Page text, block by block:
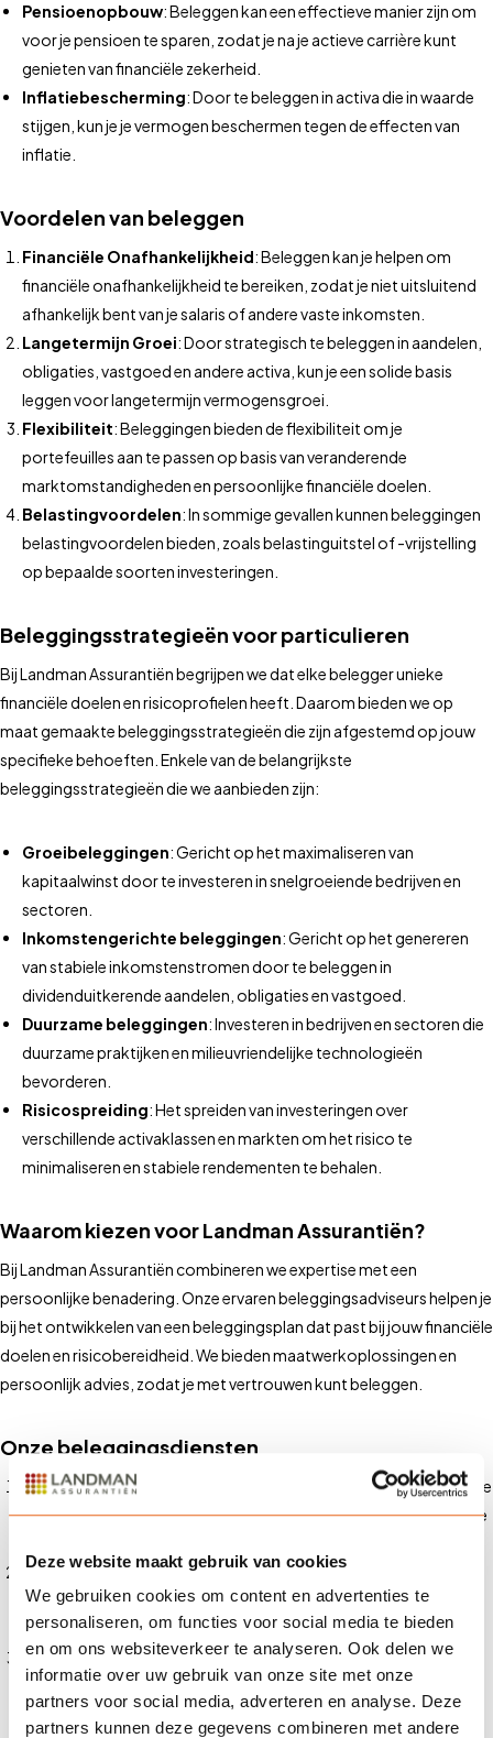
Deze website maakt gebruik van cookies
We gebruiken cookies om content en advertenties te
personaliseren, om functies voor social media te bieden
en om ons websiteverkeer te analyseren. Ook delen we
informatie over uw gebruik van onze site met onze
partners voor social media, adverteren en analyse. Deze
partners kunnen deze gegevens combineren met andere
Pensioenopbouw: Beleggen kan een effectieve manier zijn om
voor je pensioen te sparen, zodat je na je actieve carrière kunt
genieten van financiële zekerheid.
Inflatiebescherming: Door te beleggen in activa die in waarde
stijgen, kun je je vermogen beschermen tegen de effecten van
inflatie.
Voordelen van beleggen
Financiële Onafhankelijkheid: Beleggen kan je helpen om
financiële onafhankelijkheid te bereiken, zodat je niet uitsluitend
afhankelijk bent van je salaris of andere vaste inkomsten.
Langetermijn Groei: Door strategisch te beleggen in aandelen,
obligaties, vastgoed en andere activa, kun je een solide basis
leggen voor langetermijn vermogensgroei.
Flexibiliteit: Beleggingen bieden de flexibiliteit om je
portefeuilles aan te passen op basis van veranderende
marktomstandigheden en persoonlijke financiële doelen.
Belastingvoordelen: In sommige gevallen kunnen beleggingen
belastingvoordelen bieden, zoals belastinguitstel of -vrijstelling
op bepaalde soorten investeringen.
Beleggingsstrategieën voor particulieren
Bij Landman Assurantiën begrijpen we dat elke belegger unieke
financiële doelen en risicoprofielen heeft. Daarom bieden we op
maat gemaakte beleggingsstrategieën die zijn afgestemd op jouw
specifieke behoeften. Enkele van de belangrijkste
beleggingsstrategieën die we aanbieden zijn:
Groeibeleggingen: Gericht op het maximaliseren van
kapitaalwinst door te investeren in snelgroeiende bedrijven en
sectoren.
Inkomstengerichte beleggingen: Gericht op het genereren
van stabiele inkomstenstromen door te beleggen in
dividenduitkerende aandelen, obligaties en vastgoed.
Duurzame beleggingen: Investeren in bedrijven en sectoren die
duurzame praktijken en milieuvriendelijke technologieën
bevorderen.
Risicospreiding: Het spreiden van investeringen over
verschillende activaklassen en markten om het risico te
minimaliseren en stabiele rendementen te behalen.
Waarom kiezen voor Landman Assurantiën?
Bij Landman Assurantiën combineren we expertise met een
persoonlijke benadering. Onze ervaren beleggingsadviseurs helpen je
bij het ontwikkelen van een beleggingsplan dat past bij jouw financiële
doelen en risicobereidheid. We bieden maatwerkoplossingen en
persoonlijk advies, zodat je met vertrouwen kunt beleggen.
Onze beleggingsdiensten
Persoonlijk advies
: Onze adviseurs nemen de tijd om je financiële
situatie en doelen te begrijpen, zodat we een beleggingsstrategie
Portefeuillebeheer: We bieden actief portefeuillebeheer om
ervoor te zorgen dat je beleggingen optimaal presteren in
verschillende marktomstandigheden.
Marktanalyse en onderzoek: We voorzien je van gedegen
marktanalyse en onderzoek om je te helpen weloverwogen
beleggingsbeslissingen te nemen.